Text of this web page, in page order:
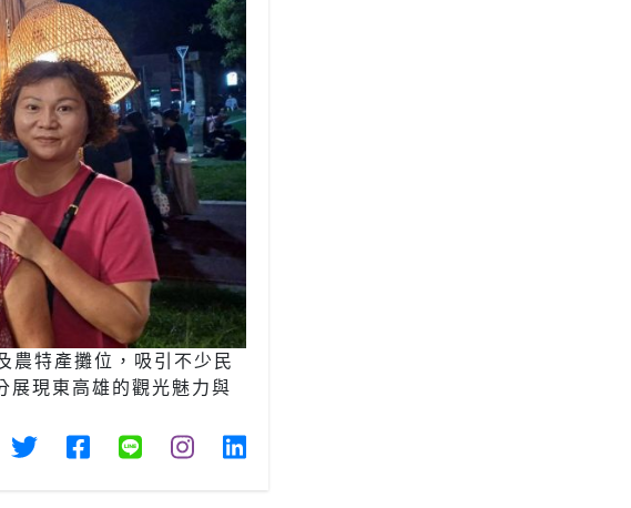
農特產攤位，吸引不少民
展現東高雄的觀光魅力與